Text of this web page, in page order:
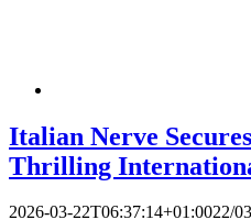
Italian Nerve
Thrilling
2026-03-22T06:37:14+01:0022/